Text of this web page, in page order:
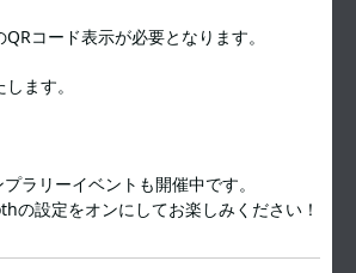
コード表示が必要となります。
ます。
ラリーイベントも開催中です。
の設定をオンにしてお楽しみください！